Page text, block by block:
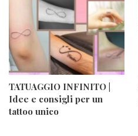
TATUAGGIO INFINITO |
Idee e consigli per un
tattoo unico